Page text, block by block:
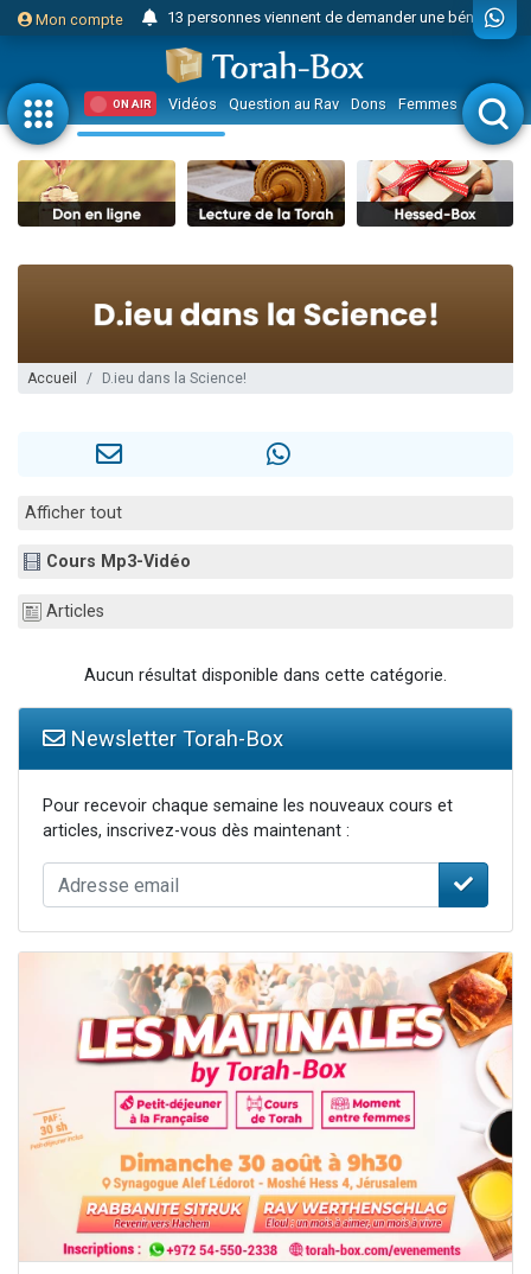
Mon compte
Il reste 49 places pour étudier en groupe sur Zoom
12 nouvelles musiques dans Torah-Box Music
30 personnes viennent de faire un don pour Sauvez la jambe de Yohan
3 personnes viennent de nous rejoindre sur WhatsApp
2 personnes viennent de nous rejoindre sur WhatsApp
3 personnes viennent de nous rejoindre sur WhatsApp
2 nouvelles musiques dans Torah-Box Music
8 personnes viennent de faire un don pour Tsédaka : pauvres d'Israel
Il reste 49 places pour étudier en groupe sur Zoom
ON AIR Vidéos Question au Rav Dons Femmes Enfants
Accueil D.ieu dans la Science!
Afficher tout
Cours Mp3-Vidéo
Articles
Aucun résultat disponible dans cette catégorie.
Newsletter Torah-Box
Pour recevoir chaque semaine les nouveaux cours et
articles, inscrivez-vous dès maintenant :